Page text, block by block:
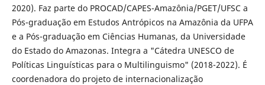
2020). Faz parte do PROCAD/CAPES-Amazônia/PGET/UFSC a
Pós-graduação em Estudos Antrópicos na Amazônia da UFPA
e a Pós-graduação em Ciências Humanas, da Universidade
do Estado do Amazonas. Integra a "Cátedra UNESCO de
Políticas Linguísticas para o Multilinguismo" (2018-2022). É
coordenadora do projeto de internacionalização